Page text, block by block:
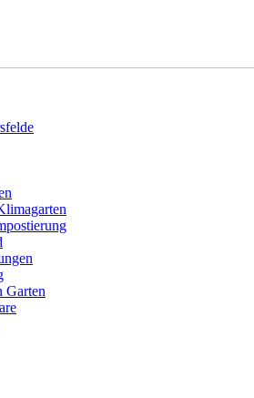
Garten